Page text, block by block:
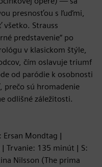
presnosťou s ľuďmi,
všetko. Strauss
predstavenie“ po
v klasickom štýle,
čím oslavuje triumf
od paródie k osobnosti
sú hromadenie
odlišné záležitosti.
Ersan Mondtag |
Trvanie: 135 minút | S:
Nilsson (The prima